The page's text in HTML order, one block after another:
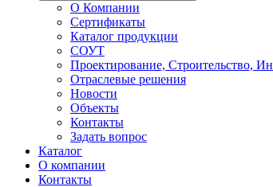
О Компании
Сертификаты
Каталог продукции
СОУТ
Проектирование, Строительство,
Отраслевые решения
Новости
Объекты
Контакты
Задать вопрос
Каталог
О компании
Контакты